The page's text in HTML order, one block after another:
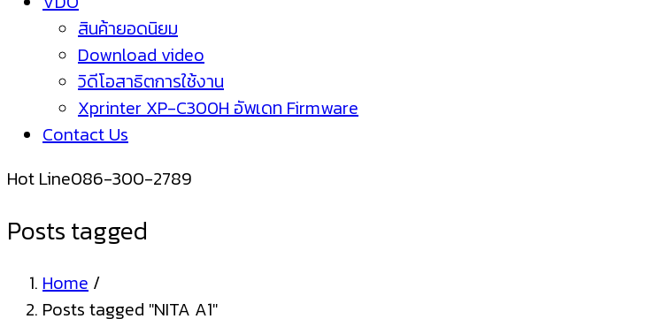
สินค้ายอดนิยม
Download video
วิดีโอสาธิตการใช้งาน
Xprinter XP-C300H อัพเดท Firmware
Contact Us
Hot Line086-300-2789
Posts tagged
Home /
Posts tagged "NITA A1"